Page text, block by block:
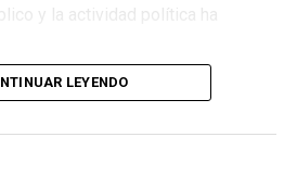
y la actividad política ha
titulado “Un paso de lado”,
y aseguró que su salida se
ni resentimientos.
LEYENDO